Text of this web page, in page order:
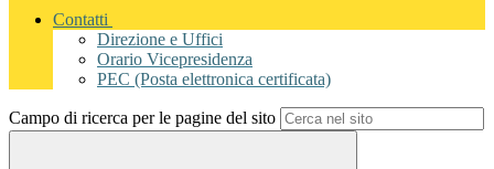
Contatti
Direzione e Uffici
Orario Vicepresidenza
PEC (Posta elettronica certificata)
Campo di ricerca per le pagine del sito